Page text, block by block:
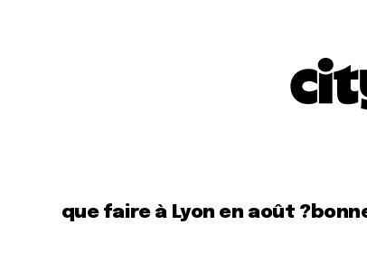
que faire à Lyon en août ?